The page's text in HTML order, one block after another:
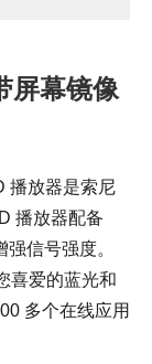
屏幕镜像
播放器是索尼
播放器配备
信号强度。
喜爱的蓝光和
多个在线应用